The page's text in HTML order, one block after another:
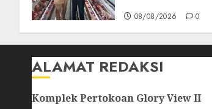
08/08/2026 0
ALAMAT REDAKSI
Komplek Pertokoan Glory View II